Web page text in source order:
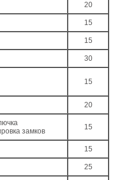
20
15
15
30
15
20
замков
15
15
25